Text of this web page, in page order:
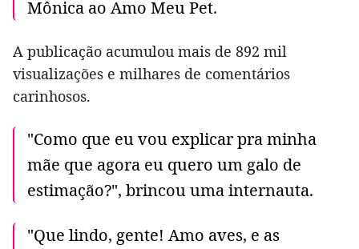
Mônica ao Amo Meu Pet.
A publicação acumulou mais de 892 mil
visualizações e milhares de comentários
carinhosos.
"Como que eu vou explicar pra minha
mãe que agora eu quero um galo de
estimação?", brincou uma internauta.
"Que lindo, gente! Amo aves, e as